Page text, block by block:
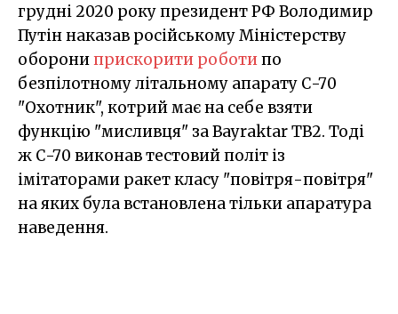
грудні 2020 року президент РФ Володимир
Путін наказав російському Міністерству
оборониприскорити роботипо
безпілотному літальному апарату С-70
"Охотник", котрий має на себе взяти
функцію "мисливця" за Bayraktar TB2. Тоді
ж С-70 виконав тестовий політ із
імітаторами ракет класу "повітря-повітря"
на яких була встановлена тільки апаратура
наведення.